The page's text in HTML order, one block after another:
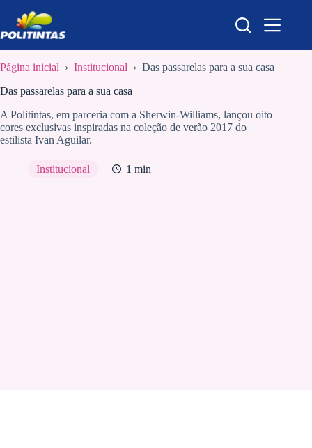
para
o
conteúdo
Página inicial › Institucional › Das passarelas para a sua casa
Das passarelas para a sua casa
A Politintas, em parceria com a Sherwin-Williams, lançou oito
cores exclusivas inspiradas na coleção de verão 2017 do
estilista Ivan Aguilar.
Institucional 1 min